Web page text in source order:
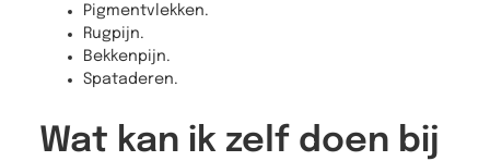
Pigmentvlekken.
Rugpijn.
Bekkenpijn.
Spataderen.
Wat kan ik zelf doen bij